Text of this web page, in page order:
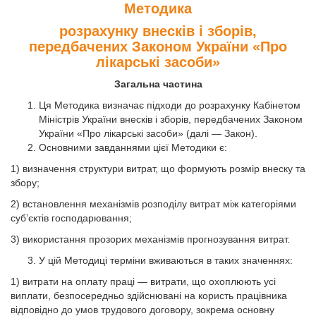
Методика
розрахунку внесків і зборів,
передбачених Законом України «Про
лікарські засоби»
Загальна частина
Ця Методика визначає підходи до розрахунку Кабінетом
Міністрів України внесків і зборів, передбачених Законом
України «Про лікарські засоби» (далі — Закон).
Основними завданнями цієї Методики є:
1) визначення структури витрат, що формують розмір внеску та
збору;
2) встановлення механізмів розподілу витрат між категоріями
суб’єктів господарювання;
3) використання прозорих механізмів прогнозування витрат.
У цій Методиці терміни вживаються в таких значеннях:
1) витрати на оплату праці — витрати, що охоплюють усі
виплати, безпосередньо здійснювані на користь працівника
відповідно до умов трудового договору, зокрема основну